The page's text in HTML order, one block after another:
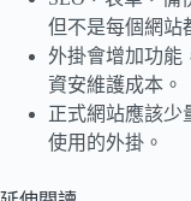
但不是每個網站
外掛會增加功能
資安維護成本。
正式網站應該少
使用的外掛。